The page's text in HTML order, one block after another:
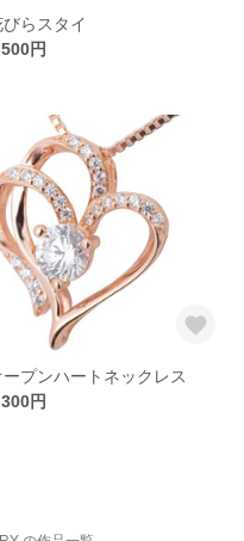
びらスタイ
円
ープンハートネックレス
円